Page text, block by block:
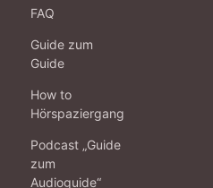
FAQ
Guide zum
Guide
How to
Hörspaziergang
Podcast „Guide
zum
Audioguide“